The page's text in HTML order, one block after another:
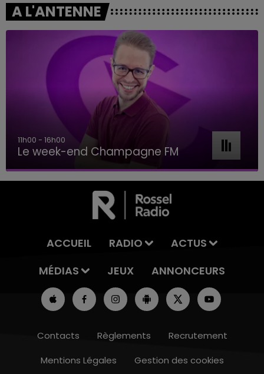
A L'ANTENNE
11h00 - 16h00
Le week-end Champagne FM
ACCUEIL RADIO
ACTUS
MÉDIAS
JEUX ANNONCEURS
Contacts Règlements
Recrutement
Mentions Légales
Gestion des cookies